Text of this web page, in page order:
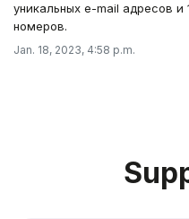
уникальных e-mail адресов и
номеров.
Jan. 18, 2023, 4:58 p.m.